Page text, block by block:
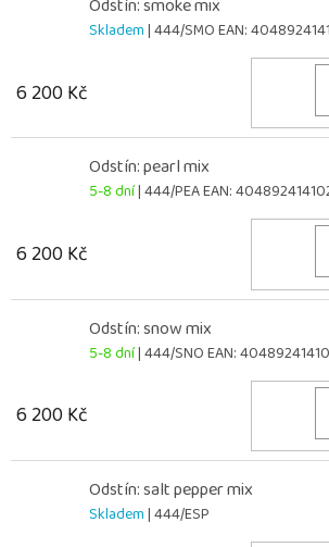
Odstín: smoke mix
Skladem| 444/SMOEAN:
6 200 Kč
Odstín: pearl mix
5-8 dní| 444/PEAEAN:
6 200 Kč
Odstín: snow mix
5-8 dní| 444/SNOEAN:
6 200 Kč
Odstín: salt pepper mix
Skladem| 444/ESP